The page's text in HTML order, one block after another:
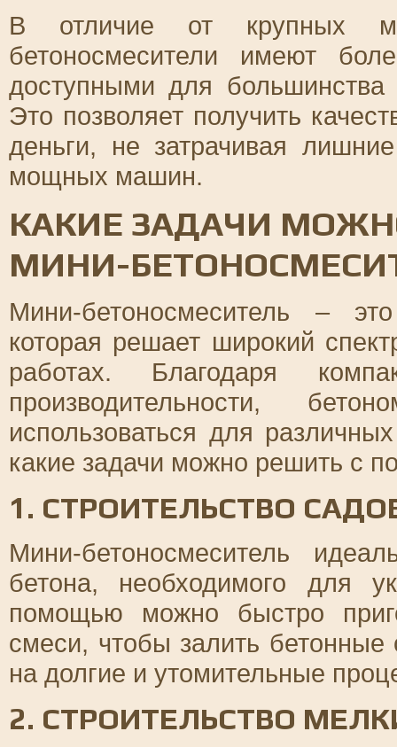
В отличие от крупных
бетоносмесители имеют
доступными для большинства
Это позволяет получить
деньги, не затрачивая
мощных машин.
КАКИЕ ЗАДАЧИ
МИНИ-
Мини-бетоносмеситель –
которая решает широкий
работах. Благодаря
производительности,
использоваться для
какие задачи можно решить с
1. СТРОИТЕЛЬСТВО
Мини-бетоносмеситель
бетона, необходимого для
помощью можно быстро
смеси, чтобы залить
на долгие и утомительные
2. СТРОИТЕЛЬСТВО